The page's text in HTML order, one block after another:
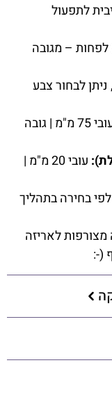
לתפעול
שליש (2/3) לפחות – מגובה
לבחור צבע
עובי 75 מ"מ | גובה
עובי 20 מ"מ |
בחירה בתהליך
לאריזה
(-: